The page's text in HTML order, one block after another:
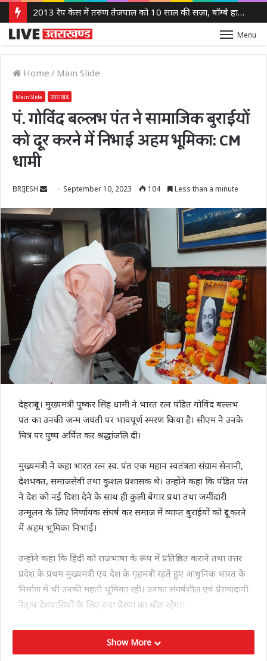
2013 रेप केस में तरुण तेजपाल को 10 साल की सज़ा, बॉम्बे हाई कोर्ट ने लगाया 10 लाख रुपये का जुर्माना
Menu
Home / Main Slide
Main Slide उत्तराखंड
पं. गोविंद बल्लभ पंत ने सामाजिक बुराईयों
को दूर करने में निभाई अहम भूमिका: CM
धामी
BRIJESH
Send
email
September 10, 2023 104 Less than a minute
देहरादून। मुख्यमंत्री पुष्कर सिंह धामी ने भारत रत्न पंडित गोविंद बल्लभ
पंत का उनकी जन्म जयंती पर भावपूर्ण स्मरण किया है। सीएम ने उनके
चित्र पर पुष्प अर्पित कर श्रद्धांजलि दी।
मुख्यमंत्री ने कहा भारत रत्न स्व. पंत एक महान स्वतंत्रता संग्राम सेनानी,
देशभक्त, समाजसेवी तथा कुशल प्रशासक थे। उन्होंने कहा कि पंडित पंत
ने देश को नई दिशा देने के साथ ही कुली बेगार प्रथा तथा जमींदारी
उन्मूलन के लिए निर्णायक संघर्ष कर समाज में व्याप्त बुराईयों को दूर करने
में अहम भूमिका निभाई।
उन्होंने कहा कि हिंदी को राजभाषा के रूप में प्रतिष्ठित कराने तथा उत्तर
प्रदेश के प्रथम मुख्यमंत्री एवं देश के गृहमंत्री रहते हुए आधुनिक भारत के
निर्माण में भी उनकी महती भूमिका रही। उनका संघर्षशील एवं प्रेरणादायी
नेतृत्व देशवासियों के लिए सदा प्रेरणा का स्रोत रहेगा।
Show More